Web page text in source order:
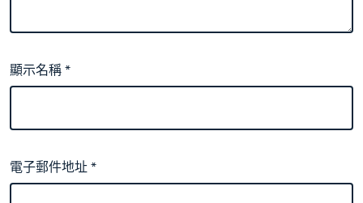
顯示名稱*
電子郵件地址*